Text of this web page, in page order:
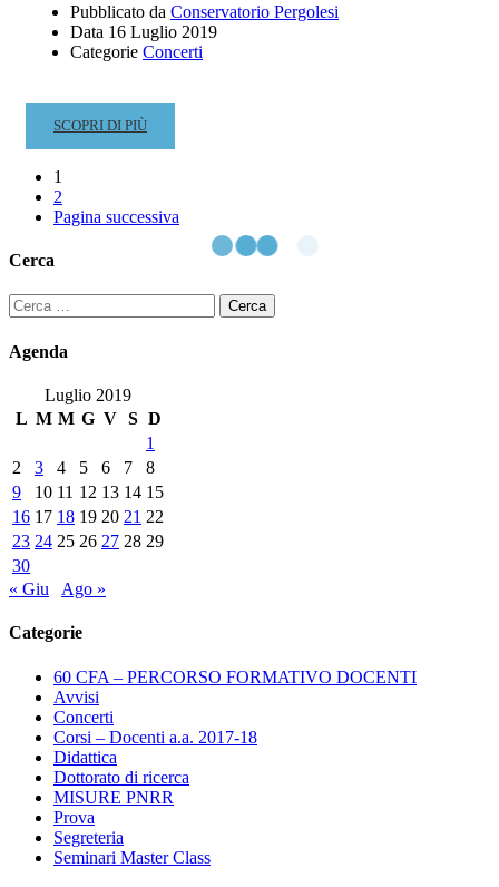
Pubblicato da Conservatorio Pergolesi
Data 16 Luglio 2019
Categorie Concerti
READ
MORE
ABOUT
DEGUSTAZIONI
MUSICALI
CONCERTO
18
2019
–
21,30
CHIOSTRO
DEI
CARMELITANI
SCOPRI DI PIÙ
1
2
Pagina successiva
Cerca
Ricerca
per:
Agenda
Luglio 2019
L M M G V S D
1
2
3 4 5 6 7
8
9
10 11 12 13 14 15
16 17 18 19 20 21 22
23 24 25 26 27 28 29
30
« Giu
Ago »
Categorie
60 CFA – PERCORSO FORMATIVO DOCENTI
Avvisi
Concerti
Corsi – Docenti a.a. 2017-18
Didattica
Dottorato di ricerca
MISURE PNRR
Prova
Segreteria
Seminari Master Class